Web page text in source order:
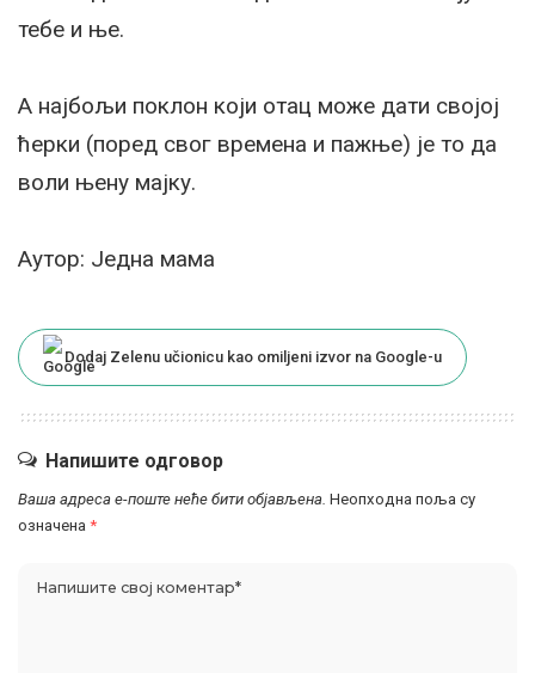
тебе и ње.
А најбољи поклон који отац може дати својој
ћерки (поред свог времена и пажње) је то да
воли њену мајку.
Аутор: Једна мама
Dodaj Zelenu učionicu kao omiljeni izvor na Google-u
Напишите одговор
Ваша адреса е-поште неће бити објављена. Неопходна поља су
означена *